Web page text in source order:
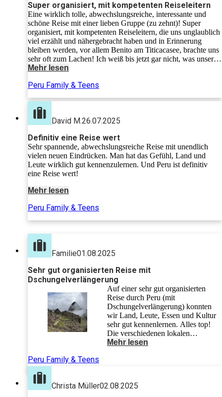
Super organisiert, mit kompetenten Reiseleitern
Eine wirklich tolle, abwechslungsreiche, interessante und
schöne Reise mit einer lieben Gruppe (zu zehnt)! Super
organisiert, mit kompetenten Reiseleitern, die uns unglaublich
viel erzählt und nähergebracht haben und in Erinnerung
bleiben werden, vor allem Benito am Titicacasee, brachte uns
sehr oft zum Lachen! Ich weiß bis jetzt gar nicht, was unser
Highlight auf der Reise war, sämtliche Etappen von Lima bis
uns bestimmt lange und gerne an diese Reise zurückerinnern!
Mehr lesen
Peru Family & Teens
David M.26.07.2025
Definitiv eine Reise wert
Sehr spannende, abwechslungsreiche Reise mit unendlich
vielen neuen Eindrücken. Man hat das Gefühl, Land und
Leute wirklich gut kennenzulernen. Und Peru ist definitiv
eine Reise wert!
Mehr lesen
Peru Family & Teens
Familie01.08.2025
Sehr gut organisierten Reise mit
Dschungelverlängerung
Auf einer sehr gut organisierten
Reise durch Peru (mit
Dschungelverlängerung) konnten
wir Land, Leute, Essen und Kultur
sehr gut kennenlernen. Alles top!
Die verschiedenen lokalen
Reiseleiter (ortsabhängig) waren
das Programm recht straff war (aber
Mehr lesen
Peru Family & Teens
Christa Müller02.08.2025